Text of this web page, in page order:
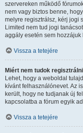
szervereken működő
nem vagy biztos benne,
melyre regisztrálsz, kérj jogi
Limited nem tud jogi
aggály esetén sem hozzájuk
Vissza a tetejére
Miért nem tudok
Lehet, hogy a weboldal
kívánt felhasználónevet. Az
került, hogy ne tudjanak új
kapcsolatba a fórum egyik
Vissza a tetejére